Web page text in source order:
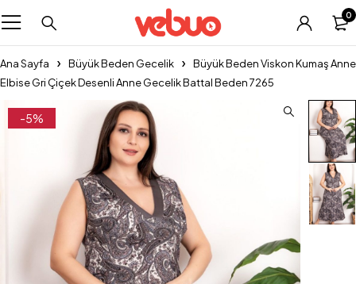
0
Ana Sayfa Büyük Beden Gecelik
Büyük Beden Viskon Kumaş Anne
Elbise Gri Çiçek Desenli Anne Gecelik Battal Beden 7265
-5%